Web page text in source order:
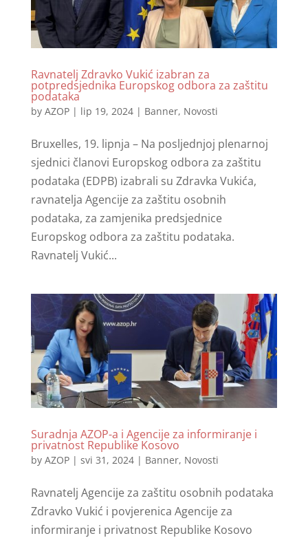
Ravnatelj Zdravko Vukić izabran za
potpredsjednika Europskog odbora za zaštitu
podataka
by AZOP| lip 19, 2024| Banner, Novosti
Bruxelles, 19. lipnja – Na posljednjoj plenarnoj
sjednici članovi Europskog odbora za zaštitu
podataka (EDPB) izabrali su Zdravka Vukića,
ravnatelja Agencije za zaštitu osobnih
podataka, za zamjenika predsjednice
Europskog odbora za zaštitu podataka.
Ravnatelj Vukić...
Suradnja AZOP-a i Agencije za informiranje i
privatnost Republike Kosovo
by AZOP| svi 31, 2024| Banner, Novosti
Ravnatelj Agencije za zaštitu osobnih podataka
Zdravko Vukić i povjerenica Agencije za
informiranje i privatnost Republike Kosovo